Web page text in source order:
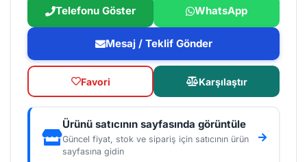
Telefonu Göster WhatsApp
Mesaj / Teklif Gönder
Favori Karşılaştır
Ürünü satıcının sayfasında görüntüle
Güncel fiyat, stok ve sipariş için satıcının ürün
sayfasına gidin